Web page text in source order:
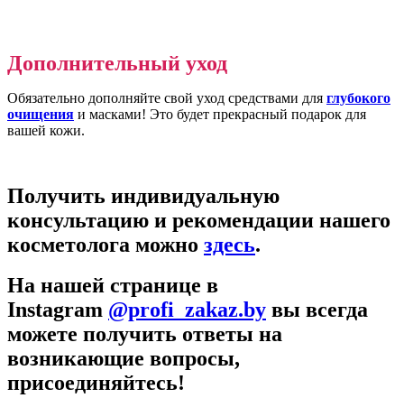
Дополнительный уход
Обязательно дополняйте свой уход средствами для глубокого
очищения и масками! Это будет прекрасный подарок для
вашей кожи.
Получить индивидуальную
консультацию и рекомендации нашего
косметолога можно здесь.
На нашей странице в
Instagram @profi_zakaz.by вы всегда
можете получить ответы на
возникающие вопросы,
присоединяйтесь!